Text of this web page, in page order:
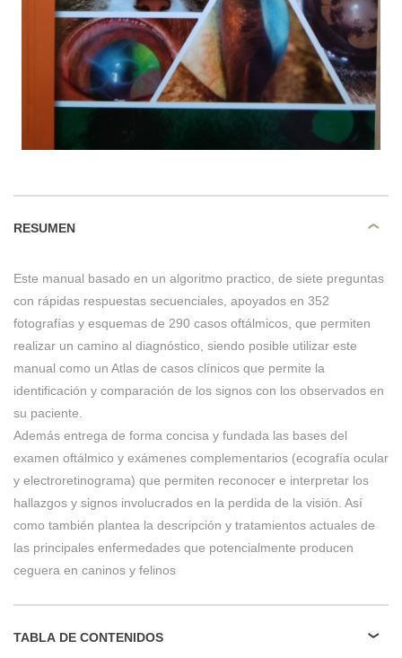
RESUMEN
Este manual basado en un algoritmo practico, de siete preguntas
con rápidas respuestas secuenciales, apoyados en 352
fotografías y esquemas de 290 casos oftálmicos, que permiten
realizar un camino al diagnóstico, siendo posible utilizar este
manual como un Atlas de casos clínicos que permite la
identificación y comparación de los signos con los observados en
su paciente.
Además entrega de forma concisa y fundada las bases del
examen oftálmico y exámenes complementarios (ecografía ocular
y electroretinograma) que permiten reconocer e interpretar los
hallazgos y signos involucrados en la perdida de la visión. Así
como también plantea la descripción y tratamientos actuales de
las principales enfermedades que potencialmente producen
ceguera en caninos y felinos
TABLA DE CONTENIDOS